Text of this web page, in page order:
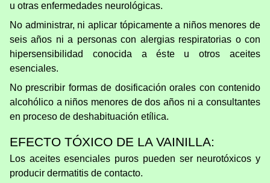
u otras enfermedades neurológicas.
No administrar, ni aplicar tópicamente a niños menores de
seis años ni a personas con alergias respiratorias o con
hipersensibilidad conocida a éste u otros aceites
esenciales.
No prescribir formas de dosificación orales con contenido
alcohólico a niños menores de dos años ni a consultantes
en proceso de deshabituación etílica.
EFECTO TÓXICO DE LA VAINILLA:
Los aceites esenciales puros pueden ser neurotóxicos y
producir dermatitis de contacto.